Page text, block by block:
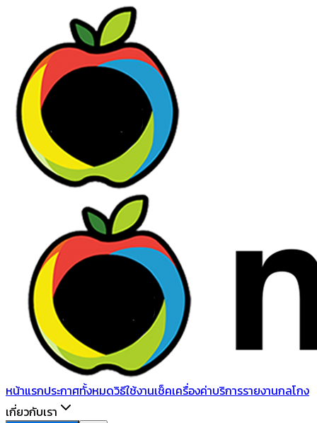
หน้าแรกประกาศทั้งหมดวิธีใช้งานเช็คเครื่องค่าบริการรายงานกลโกง
เกี่ยวกับเรา